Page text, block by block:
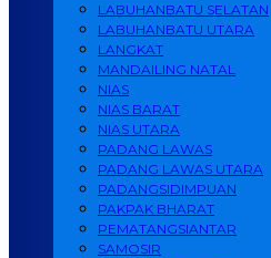
LABUHANBATU SELATAN
LABUHANBATU UTARA
LANGKAT
MANDAILING NATAL
NIAS
NIAS BARAT
NIAS UTARA
PADANG LAWAS
PADANG LAWAS UTARA
PADANGSIDIMPUAN
PAKPAK BHARAT
PEMATANGSIANTAR
SAMOSIR